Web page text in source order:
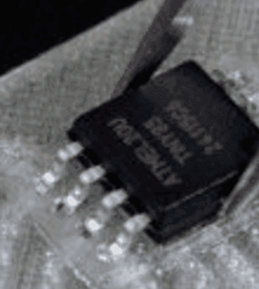
+7 499
Оставить заявку